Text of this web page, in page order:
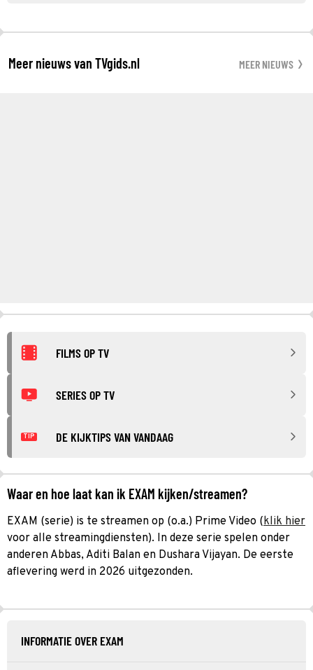
Meer nieuws van TVgids.nl MEER NIEUWS
FILMS OP TV
SERIES OP TV
TIP DE KIJKTIPS VAN VANDAAG
Waar en hoe laat kan ik EXAM kijken/streamen?
EXAM (serie) is te streamen op (o.a.) Prime Video (klik hier
voor alle streamingdiensten). In deze serie spelen onder
anderen Abbas, Aditi Balan en Dushara Vijayan. De eerste
aflevering werd in 2026 uitgezonden.
INFORMATIE OVER EXAM